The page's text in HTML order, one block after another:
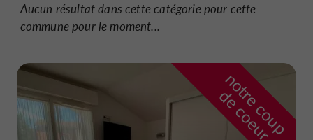
Aucun résultat dans cette catégorie pour cette
commune pour le moment...
n
o
t
r
e
c
o
u
p
d
e
c
o
e
u
r